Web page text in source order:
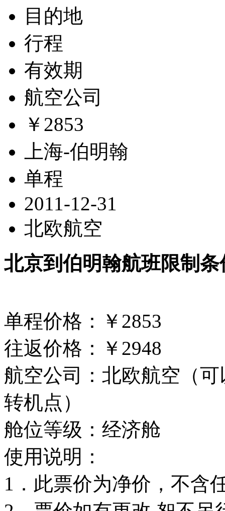
目的地
行程
有效期
航空公司
￥2853
上海-伯明翰
单程
2011-12-31
北欧航空
北京到伯明翰航班限制
单程价格：￥2853
往返价格：￥2948
航空公司：北欧航空（
转机点）
舱位等级：经济舱
使用说明：
1．此票价为净价，不含